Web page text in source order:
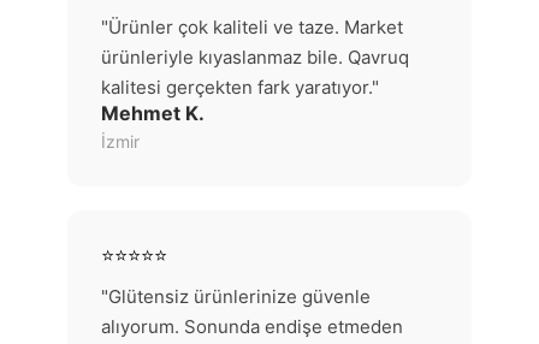
"Ürünler çok kaliteli ve taze. Market
ürünleriyle kıyaslanmaz bile. Qavruq
kalitesi gerçekten fark yaratıyor."
Mehmet K.
İzmir
⭐⭐⭐⭐⭐
"Glütensiz ürünlerinize güvenle
alıyorum. Sonunda endişe etmeden